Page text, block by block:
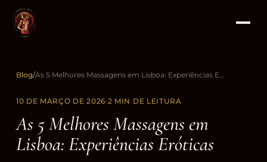
Blog/ As 5 Melhores Massagens em Lisboa: Experiências Eróticas
10 DE MARÇO DE 2026·2 MIN DE LEITURA
As 5 Melhores Massagens em
Lisboa: Experiências Eróticas